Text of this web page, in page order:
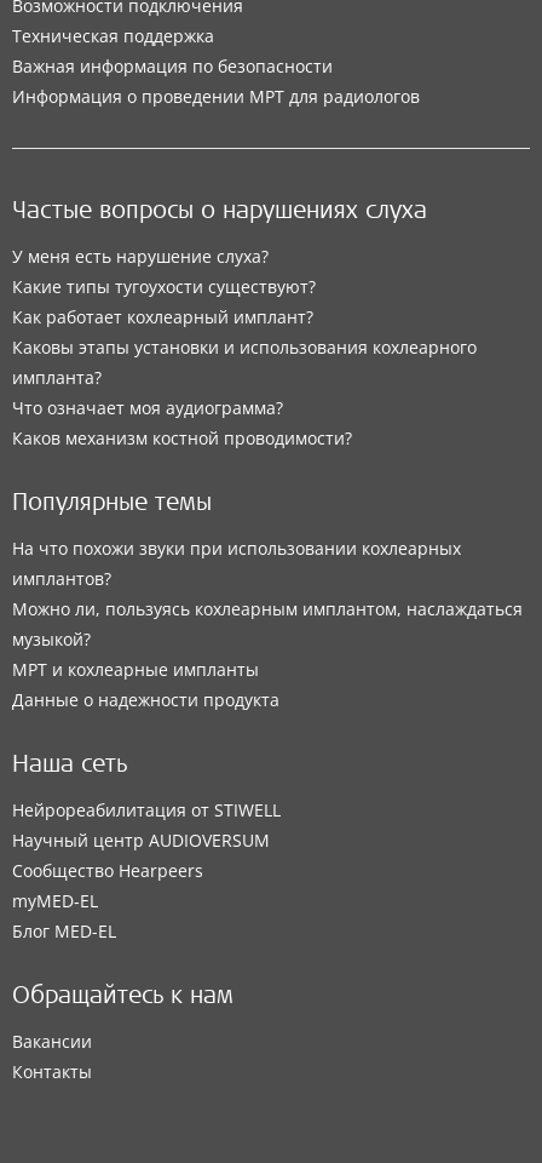
Возможности подключения
Техническая поддержка
Важная информация по безопасности
Информация о проведении МРТ для радиологов
Частые вопросы о нарушениях слуха
У меня есть нарушение слуха?
Какие типы тугоухости существуют?
Как работает кохлеарный имплант?
Каковы этапы установки и использования кохлеарного
импланта?
Что означает моя аудиограмма?
Каков механизм костной проводимости?
Популярные темы
На что похожи звуки при использовании кохлеарных
имплантов?
Можно ли, пользуясь кохлеарным имплантом, наслаждаться
музыкой?
МРТ и кохлеарные импланты
Данные о надежности продукта
Наша сеть
Нейрореабилитация от STIWELL
Научный центр AUDIOVERSUM
Сообщество Hearpeers
myMED‑EL
Блог MED-EL
Обращайтесь к нам
Вакансии
Контакты